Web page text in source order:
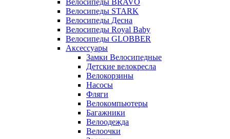
Велосипеды BRAVO
Велосипеды STARK
Велосипеды Десна
Велосипеды Royal Baby
Велосипеды GLOBBER
Аксессуары
Замки Велосипедные
Детские велокресла
Велокорзины
Насосы
Фляги
Велокомпьютеры
Багажники
Велоодежда
Велоочки